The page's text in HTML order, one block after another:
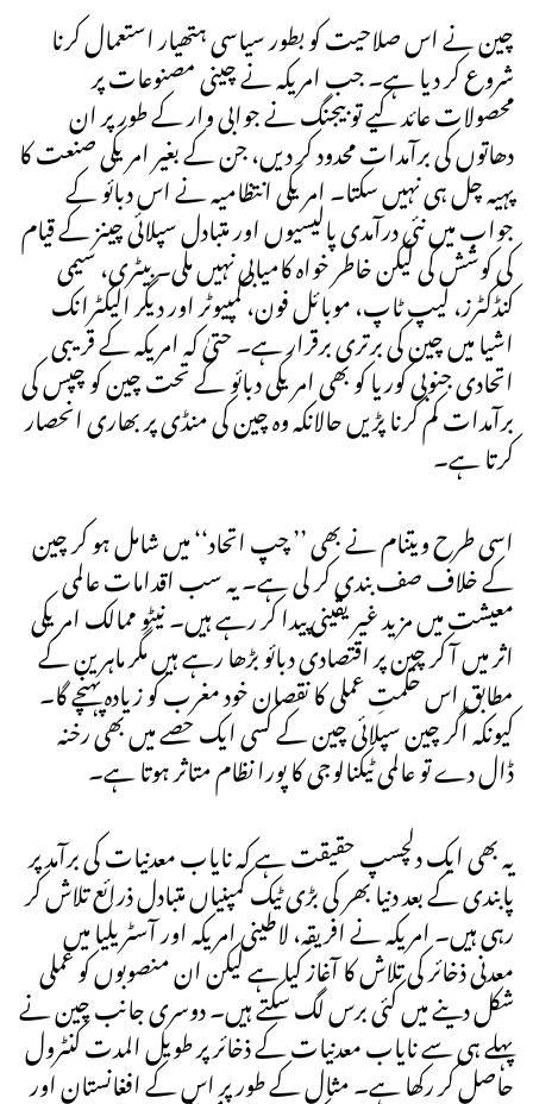
چین نے اس صلاحیت کو بطور سیاسی ہتھیار استعمال کرنا
شروع کر دیا ہے۔ جب امریکہ نے چینی مصنوعات پر
محصولات عائد کیے تو بیجنگ نے جوابی وار کے طور پر ان
دھاتوں کی برآمدات محدود کر دیں، جن کے بغیر امریکی صنعت کا
پہیہ چل ہی نہیں سکتا۔ امریکی انتظامیہ نے اس دبائو کے
جواب میں نئی درآمدی پالیسیوں اور متبادل سپلائی چینز کے قیام
کی کوشش کی لیکن خاطر خواہ کامیابی نہیں ملی۔ بیٹری، سیمی
کنڈکٹرز، لیپ ٹاپ، موبائل فون، کمپیوٹر اور دیگر الیکٹرانک
اشیا میں چین کی برتری برقرار ہے۔ حتیٰ کہ امریکہ کے قریبی
اتحادی جنوبی کوریا کو بھی امریکی دبائو کے تحت چین کو چپس کی
برآمدات کم کرنا پڑیں حالانکہ وہ چین کی منڈی پر بھاری انحصار
کرتا ہے۔
اسی طرح ویتنام نے بھی ’’ چپ اتحاد‘‘ میں شامل ہو کر چین
کے خلاف صف بندی کر لی ہے۔ یہ سب اقدامات عالمی
معیشت میں مزید غیر یقینی پیدا کر رہے ہیں۔ نیٹو ممالک امریکی
اثر میں آ کر چین پر اقتصادی دبائو بڑھا رہے ہیں مگر ماہرین کے
مطابق اس حکمتِ عملی کا نقصان خود مغرب کو زیادہ پہنچے گا۔
کیونکہ اگر چین سپلائی چین کے کسی ایک حصے میں بھی رخنہ
ڈال دے تو عالمی ٹیکنالوجی کا پورا نظام متاثر ہوتا ہے۔
یہ بھی ایک دلچسپ حقیقت ہے کہ نایاب معدنیات کی برآمد پر
پابندی کے بعد دنیا بھر کی بڑی ٹیک کمپنیاں متبادل ذرائع تلاش کر
رہی ہیں۔ امریکہ نے افریقہ، لاطینی امریکہ اور آسٹریلیا میں
معدنی ذخائر کی تلاش کا آغاز کیا ہے لیکن ان منصوبوں کو عملی
شکل دینے میں کئی برس لگ سکتے ہیں۔ دوسری جانب چین نے
پہلے ہی سے نایاب معدنیات کے ذخائر پر طویل المدت کنٹرول
حاصل کر رکھا ہے۔ مثال کے طور پر اس کے افغانستان اور